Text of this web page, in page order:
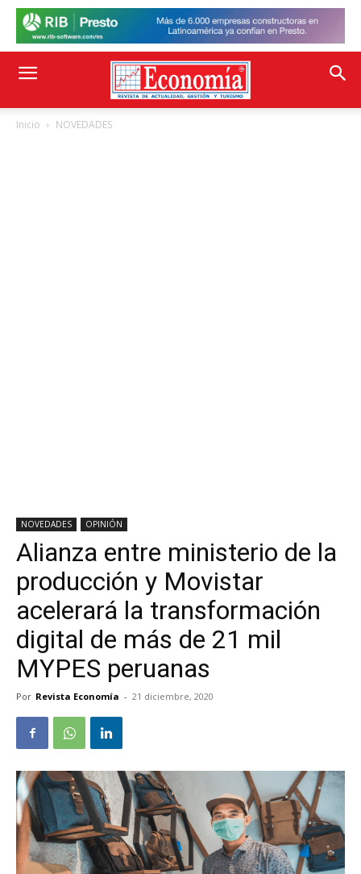
Inicio NOVEDADES
NOVEDADES OPINIÓN
Alianza entre ministerio de la
producción y Movistar
acelerará la transformación
digital de más de 21 mil
MYPES peruanas
Por Revista Economía - 21 diciembre, 2020